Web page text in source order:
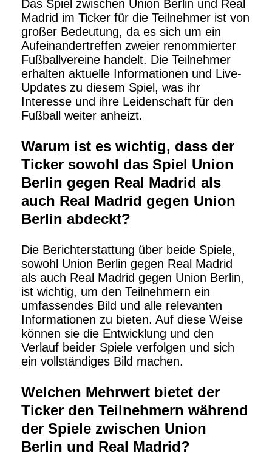
Das Spiel zwischen Union Berlin und Real
Madrid im Ticker für die Teilnehmer ist von
großer Bedeutung, da es sich um ein
Aufeinandertreffen zweier renommierter
Fußballvereine handelt. Die Teilnehmer
erhalten aktuelle Informationen und Live-
Updates zu diesem Spiel, was ihr
Interesse und ihre Leidenschaft für den
Fußball weiter anheizt.
Warum ist es wichtig, dass der
Ticker sowohl das Spiel Union
Berlin gegen Real Madrid als
auch Real Madrid gegen Union
Berlin abdeckt?
Die Berichterstattung über beide Spiele,
sowohl Union Berlin gegen Real Madrid
als auch Real Madrid gegen Union Berlin,
ist wichtig, um den Teilnehmern ein
umfassendes Bild und alle relevanten
Informationen zu bieten. Auf diese Weise
können sie die Entwicklung und den
Verlauf beider Spiele verfolgen und sich
ein vollständiges Bild machen.
Welchen Mehrwert bietet der
Ticker den Teilnehmern während
der Spiele zwischen Union
Berlin und Real Madrid?